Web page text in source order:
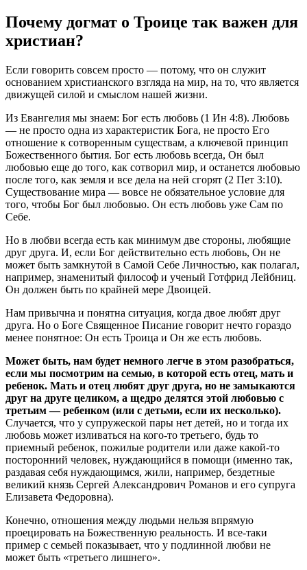
Почему догмат о Троице так важен для
христиан?
Если говорить совсем просто — потому, что он служит
основанием христианского взгляда на мир, на то, что является
движущей силой и смыслом нашей жизни.
Из Евангелия мы знаем: Бог есть любовь (1 Ин 4:8). Любовь
— не просто одна из характеристик Бога, не просто Его
отношение к сотворенным существам, а ключевой принцип
Божественного бытия. Бог есть любовь всегда, Он был
любовью еще до того, как сотворил мир, и останется любовью
после того, как земля и все дела на ней сгорят (2 Пет 3:10).
Существование мира — вовсе не обязательное условие для
того, чтобы Бог был любовью. Он есть любовь уже Сам по
Себе.
Но в любви всегда есть как минимум две стороны, любящие
друг друга. И, если Бог действительно есть любовь, Он не
может быть замкнутой в Самой Себе Личностью, как полагал,
например, знаменитый философ и ученый Готфрид Лейбниц.
Он должен быть по крайней мере Двоицей.
Нам привычна и понятна ситуация, когда двое любят друг
друга. Но о Боге Священное Писание говорит нечто гораздо
менее понятное: Он есть Троица и Он же есть любовь.
Может быть, нам будет немного легче в этом разобраться,
если мы посмотрим на семью, в которой есть отец, мать и
ребенок. Мать и отец любят друг друга, но не замыкаются
друг на друге целиком, а щедро делятся этой любовью с
третьим — ребенком (или с детьми, если их несколько).
Случается, что у супружеской пары нет детей, но и тогда их
любовь может изливаться на кого-то третьего, будь то
приемный ребенок, пожилые родители или даже какой-то
посторонний человек, нуждающийся в помощи (именно так,
раздавая себя нуждающимся, жили, например, бездетные
великий князь Сергей Александрович Романов и его супруга
Елизавета Федоровна).
Конечно, отношения между людьми нельзя впрямую
проецировать на Божественную реальность. И все-таки
пример с семьей показывает, что у подлинной любви не
может быть «третьего лишнего».